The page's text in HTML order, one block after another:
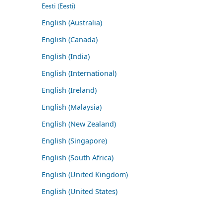
Eesti (Eesti)
English (Australia)
English (Canada)
English (India)
English (International)
English (Ireland)
English (Malaysia)
English (New Zealand)
English (Singapore)
English (South Africa)
English (United Kingdom)
English (United States)